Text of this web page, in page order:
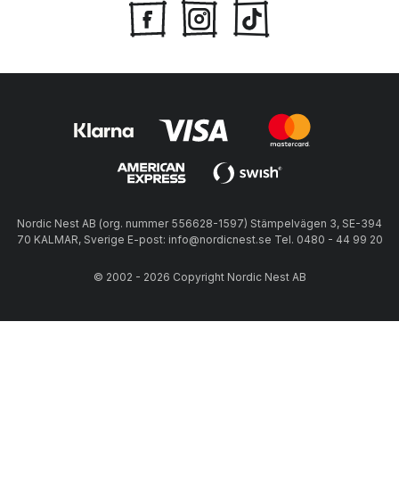
Nordic Nest AB (org. nummer 556628-1597) Stämpelvägen 3, SE-394
70 KALMAR, Sverige E-post: info@nordicnest.se Tel. 0480 - 44 99 20
© 2002 - 2026 Copyright Nordic Nest AB